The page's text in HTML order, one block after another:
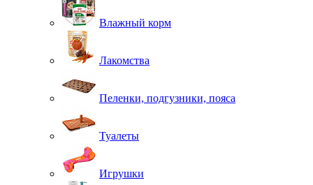
Влажный корм
Лакомства
Пеленки, подгузники, пояса
Туалеты
Игрушки